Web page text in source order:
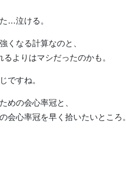
…泣ける。
くなる計算なのと、
よりはマシだったのかも。
ですね。
めの会心率冠と、
会心率冠を早く拾いたいところ。